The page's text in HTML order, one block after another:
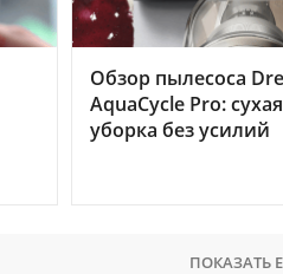
Обзор пылесоса
AquaCycle Pro:
уборка без усилий
ПОКАЗАТЬ